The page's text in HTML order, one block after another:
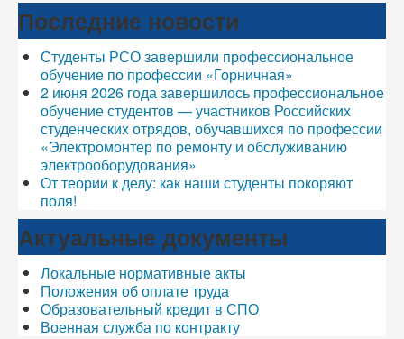
Последние новости
Студенты РСО завершили профессиональное
обучение по профессии «Горничная»
2 июня 2026 года завершилось профессиональное
обучение студентов — участников Российских
студенческих отрядов, обучавшихся по профессии
«Электромонтер по ремонту и обслуживанию
электрооборудования»
От теории к делу: как наши студенты покоряют
поля!
Актуальные документы
Локальные нормативные акты
Положения об оплате труда
Образовательный кредит в СПО
Военная служба по контракту